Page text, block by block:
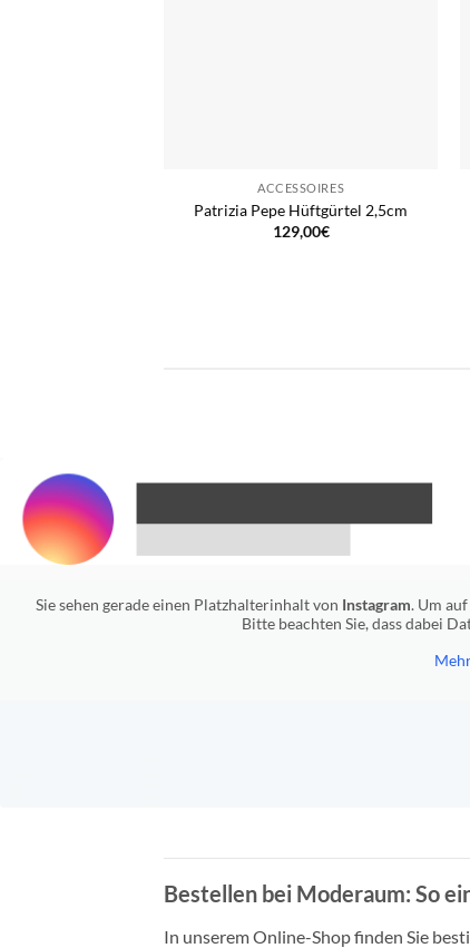
ACCESSOIRES
Patrizia Pepe Hüftgürtel 2,5cm
129,00€
Sie sehen gerade einen Platzhalterinhalt von Instagram. Um
Bitte beachten Sie, dass dabei
Bestellen bei Moderaum: So
In unserem Online-Shop finden Sie